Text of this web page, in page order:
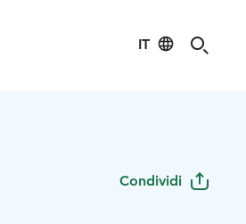
IT
Condividi